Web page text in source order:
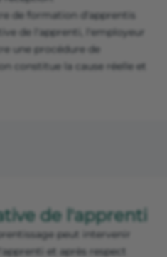
de formation d'apprentis
de l'apprenti, l'employeur
une procédure de
constitue la cause réelle et
de l'apprenti
peut intervenir
et après respect